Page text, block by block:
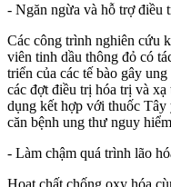
- Ngăn ngừa và hỗ trợ điều
Các công trình nghiên cứu
viên tinh dầu thông đỏ có
triển của các tế bào gây
các đợt điều trị hóa trị và
dụng kết hợp với thuốc Tây
căn bệnh ung thư nguy hiểm
- Làm chậm quá trình lão
Hoạt chất chống oxy hóa